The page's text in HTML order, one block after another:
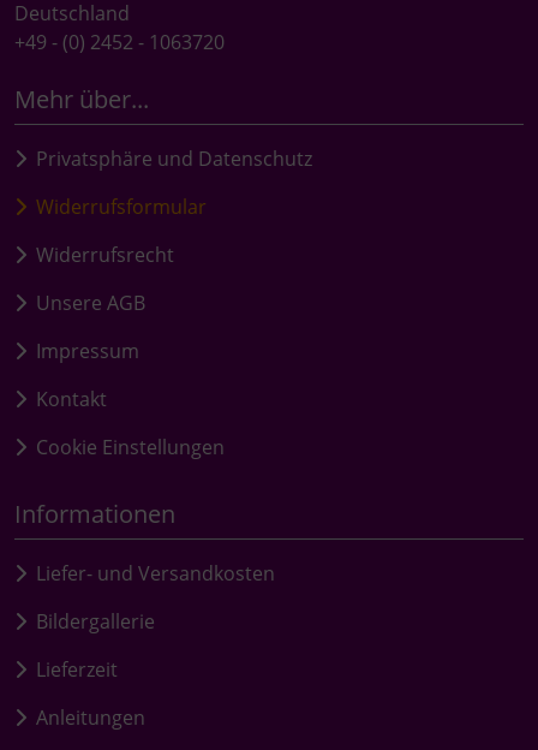
Deutschland
+49 - (0) 2452 - 1063720
Mehr über...
Privatsphäre und Datenschutz
Widerrufsformular
Widerrufsrecht
Unsere AGB
Impressum
Kontakt
Cookie Einstellungen
Informationen
Liefer- und Versandkosten
Bildergallerie
Lieferzeit
Anleitungen